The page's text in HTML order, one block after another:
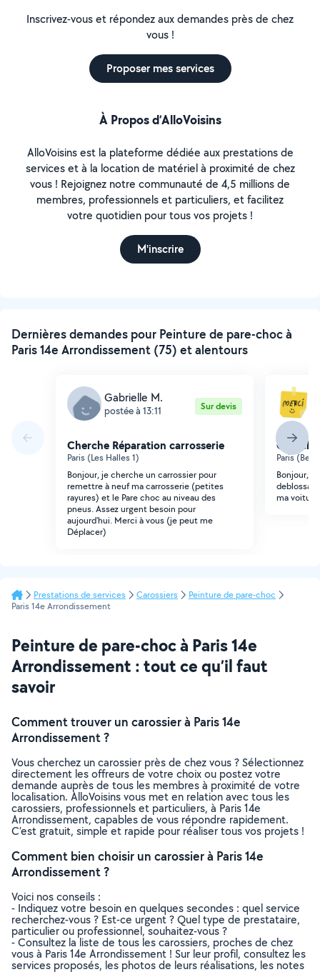
Inscrivez-vous et répondez aux demandes près de chez
vous !
Proposer mes services
À Propos d’AlloVoisins
AlloVoisins est la plateforme dédiée aux prestations de
services et à la location de matériel à proximité de chez
vous ! Rejoignez notre communauté de 4,5 millions de
membres, professionnels et particuliers, et facilitez
votre quotidien pour tous vos projets !
M'inscrire
Dernières demandes pour Peinture de pare-choc à
Paris 14e Arrondissement (75) et alentours
Gabrielle M.
postée à 13:11 Sur devis
Cherche Réparation carrosserie
Paris (Les Halles 1)
Bonjour, je cherche un carrossier pour
remettre à neuf ma carrosserie (petites
rayures) et le Pare choc au niveau des
pneus. Assez urgent besoin pour
aujourd'hui. Merci à vous (je peut me
Déplacer)
Paris
Bonjour,
ma voiture.
Prestations de services Carossiers
Peinture de pare-choc
Paris 14e Arrondissement
Peinture de pare-choc à Paris 14e
Arrondissement : tout ce qu’il faut
savoir
Comment trouver un carossier à Paris 14e
Arrondissement ?
Vous cherchez un carossier près de chez vous ? Sélectionnez
directement les offreurs de votre choix ou postez votre
demande auprès de tous les membres à proximité de votre
localisation. AlloVoisins vous met en relation avec tous les
carossiers, professionnels et particuliers, à Paris 14e
Arrondissement, capables de vous répondre rapidement.
C’est gratuit, simple et rapide pour réaliser tous vos projets !
Comment bien choisir un carossier à Paris 14e
Arrondissement ?
Voici nos conseils :
- Indiquez votre besoin en quelques secondes : quel service
recherchez-vous ? Est-ce urgent ? Quel type de prestataire,
particulier ou professionnel, souhaitez-vous ?
- Consultez la liste de tous les carossiers, proches de chez
vous à Paris 14e Arrondissement ! Sur leur profil, consultez les
services proposés, les photos de leurs réalisations, les notes